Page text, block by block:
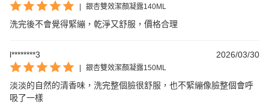
銀杏雙效潔顏凝露140ML
洗完後不會覺得緊繃，乾淨又舒服，價格合理
l********3 2026/03/30
銀杏雙效潔顏凝露150ML
淡淡的自然的清香味，洗完整個臉很舒服，也不緊繃像臉整個會呼
吸了一樣